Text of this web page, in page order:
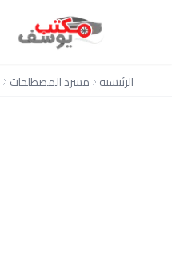
الرئيسية مسرد المصطلحات